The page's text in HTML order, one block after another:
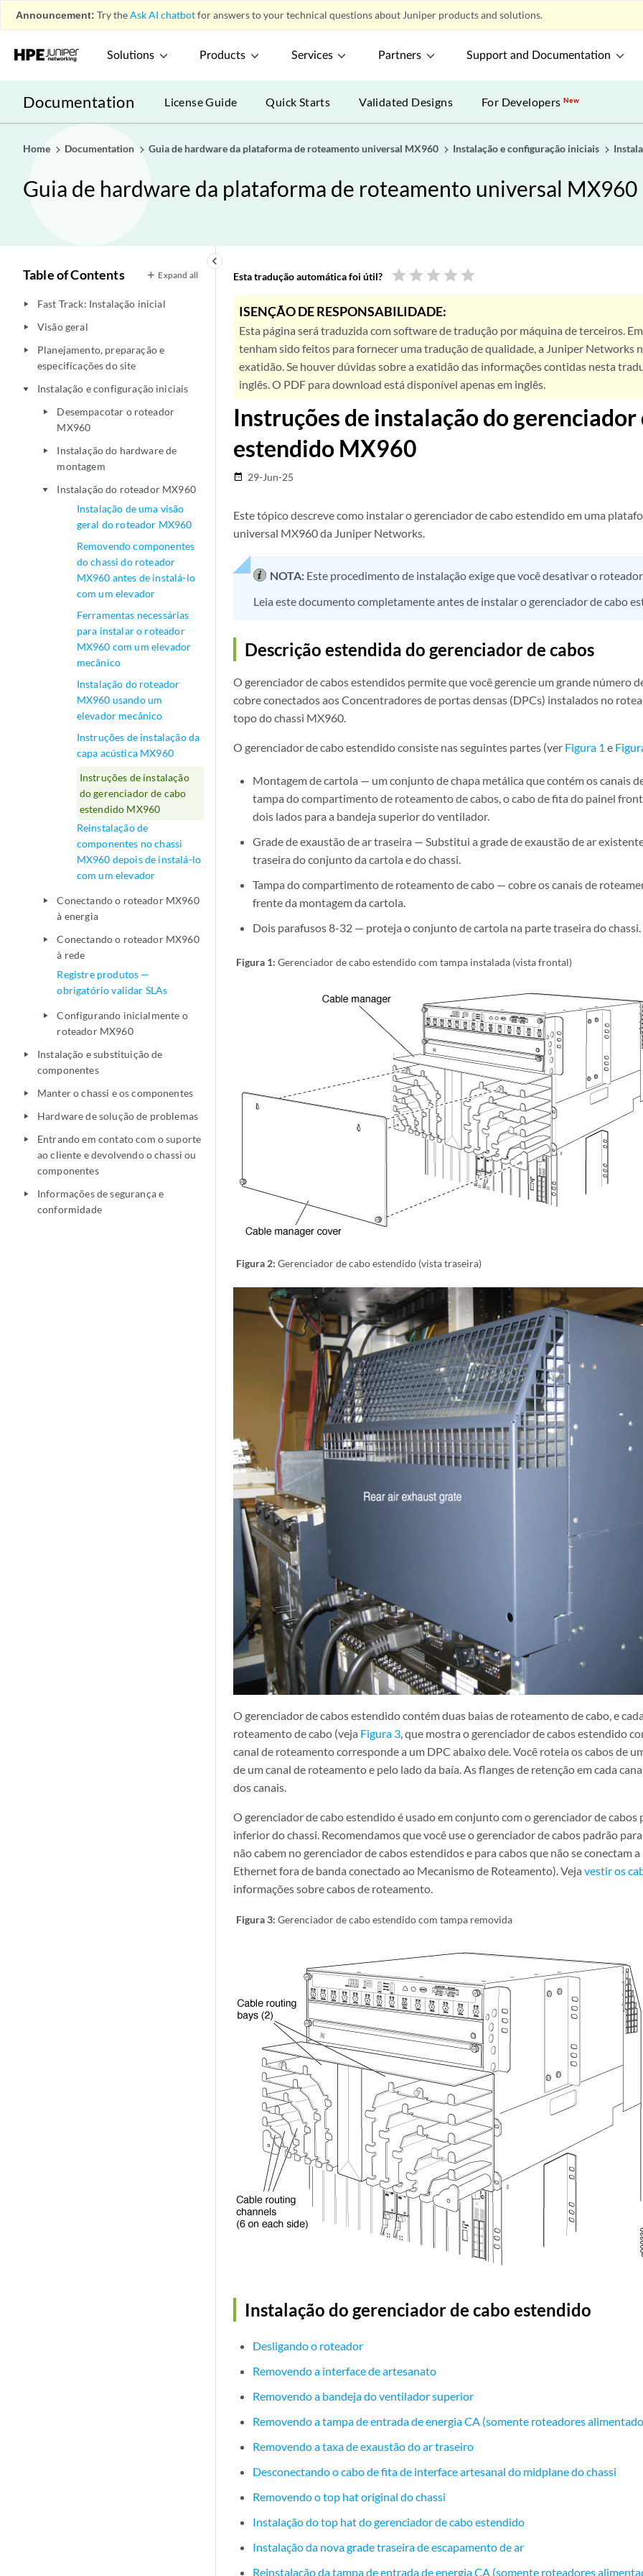
Announcement: Try theAsk AI chatbotfor answers to your technical questions about Juniper products and solutions.
Solutions Products Services Partners Support and Documentation
Documentation License Guide Quick Starts Validated Designs For DevelopersNew
Home Documentation Guia de hardware da plataforma de roteamento universal MX960 Instalação e configuração iniciais
Guia de hardware da plataforma de roteamento universal MX960
keyboard_arrow_left
Table of Contents Expand all
play_arrow Fast Track: Instalação inicial
play_arrow Visão geral
play_arrow
Planejamento, preparação e
especificações do site
play_arrow Instalação e configuração iniciais
play_arrow
Desempacotar o roteador
MX960
play_arrow
Instalação do hardware de
montagem
play_arrow
Instalação do roteador MX960
Instalação de uma visão
geral do roteador MX960
Removendo componentes
do chassi do roteador
MX960 antes de instalá-lo
com um elevador
Ferramentas necessárias
para instalar o roteador
MX960 com um elevador
mecânico
Instalação do roteador
MX960 usando um
elevador mecânico
Instruções de instalação da
capa acústica MX960
Instruções de instalação
do gerenciador de cabo
estendido MX960
Reinstalação de
componentes no chassi
MX960 depois de instalá-lo
com um elevador
play_arrow
Conectando o roteador MX960
à energia
play_arrow
Conectando o roteador MX960
à rede
Registre produtos —
obrigatório validar SLAs
play_arrow
Configurando inicialmente o
roteador MX960
play_arrow
Instalação e substituição de
componentes
play_arrow Manter o chassi e os componentes
play_arrow Hardware de solução de problemas
play_arrow
Entrando em contato com o suporte
ao cliente e devolvendo o chassi ou
componentes
play_arrow
Informações de segurança e
conformidade
Esta tradução automática foi útil? star star star star star
ISENÇÃO DE RESPONSABILIDADE:
Esta página será traduzida com software de tradução por máquina de terceiros.
tenham sido feitos para fornecer uma tradução de qualidade, a Juniper Networks
exatidão. Se houver dúvidas sobre a exatidão das informações contidas nesta
inglês. O PDF para download está disponível apenas em inglês.
Instruções de instalação do gerenciador
estendido MX960
date_range 29-Jun-25
Este tópico descreve como instalar o gerenciador de cabo estendido em uma
universal MX960 da Juniper Networks.
NOTA: Este procedimento de instalação exige que você desativar o
Leia este documento completamente antes de instalar o gerenciador de cabo
Descrição estendida do gerenciador de cabos
O gerenciador de cabos estendidos permite que você gerencie um grande número
cobre conectados aos Concentradores de portas densas (DPCs) instalados no
topo do chassi MX960.
O gerenciador de cabo estendido consiste nas seguintes partes (ver Figura 1 e
Montagem de cartola — um conjunto de chapa metálica que contém os canais
tampa do compartimento de roteamento de cabos, o cabo de fita do painel
dois lados para a bandeja superior do ventilador.
Grade de exaustão de ar traseira — Substitui a grade de exaustão de ar
traseira do conjunto da cartola e do chassi.
Tampa do compartimento de roteamento de cabo — cobre os canais de
frente da montagem da cartola.
Dois parafusos 8-32 — proteja o conjunto de cartola na parte traseira do chassi.
Figura 1: Gerenciador de cabo estendido com tampa instalada (vista frontal)
Figura 2: Gerenciador de cabo estendido (vista traseira)
O gerenciador de cabos estendido contém duas baias de roteamento de cabo, e
roteamento de cabo (veja Figura 3 , que mostra o gerenciador de cabos estendido
canal de roteamento corresponde a um DPC abaixo dele. Você roteia os cabos de
de um canal de roteamento e pelo lado da baía. As flanges de retenção em cada
dos canais.
O gerenciador de cabo estendido é usado em conjunto com o gerenciador de
inferior do chassi. Recomendamos que você use o gerenciador de cabos padrão
não cabem no gerenciador de cabos estendidos e para cabos que não se conectam
Ethernet fora de banda conectado ao Mecanismo de Roteamento). Veja vestir os
informações sobre cabos de roteamento.
Figura 3: Gerenciador de cabo estendido com tampa removida
Instalação do gerenciador de cabo estendido
Desligando o roteador
Removendo a interface de artesanato
Removendo a bandeja do ventilador superior
Removendo a tampa de entrada de energia CA (somente roteadores
Removendo a taxa de exaustão do ar traseiro
Desconectando o cabo de fita de interface artesanal do midplane do chassi
Removendo o top hat original do chassi
Instalação do top hat do gerenciador de cabo estendido
Instalação da nova grade traseira de escapamento de ar
Reinstalação da tampa de entrada de energia CA (somente roteadores